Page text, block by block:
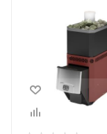
Высота, мм
810
Материал